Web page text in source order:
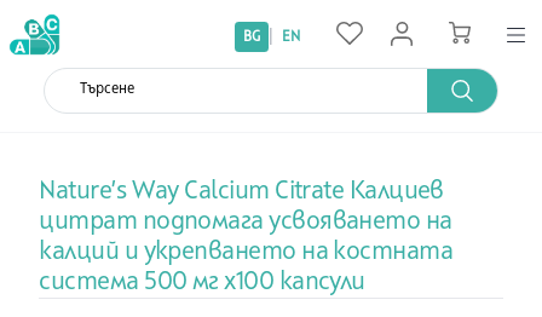
BG EN
Nature’s Way Calcium Citrate Калциев
цитрат подпомага усвояването на
калций и укрепването на костната
система 500 мг х100 капсули